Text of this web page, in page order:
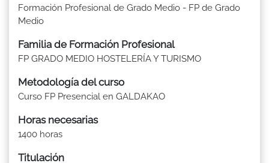
Formación Profesional de Grado Medio - FP de Grado
Medio
Familia de Formación Profesional
FP GRADO MEDIO HOSTELERÍA Y TURISMO
Metodología del curso
Curso FP Presencial en GALDAKAO
Horas necesarias
1400 horas
Titulación